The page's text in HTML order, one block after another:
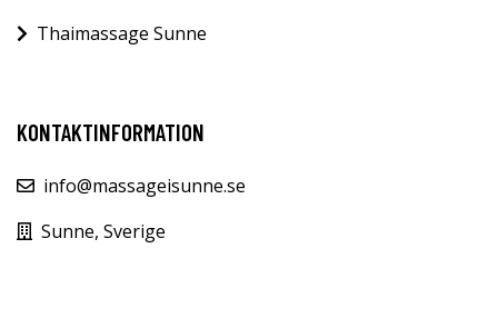
Thaimassage Sunne
KONTAKTINFORMATION
info@massageisunne.se
Sunne, Sverige